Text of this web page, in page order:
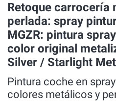
Retoque carrocería
perlada: spray
MGZR: pintura
color original
Silver / Starlight
Pintura coche en
colores metálicos y